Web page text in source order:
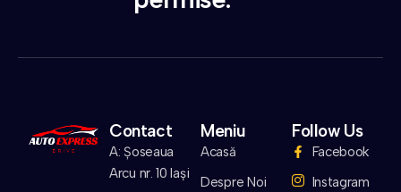
Contact
A: Șoseaua
Arcu nr. 10 Iași
Meniu
Acasă
Despre Noi
Follow Us
Facebook
Instagram